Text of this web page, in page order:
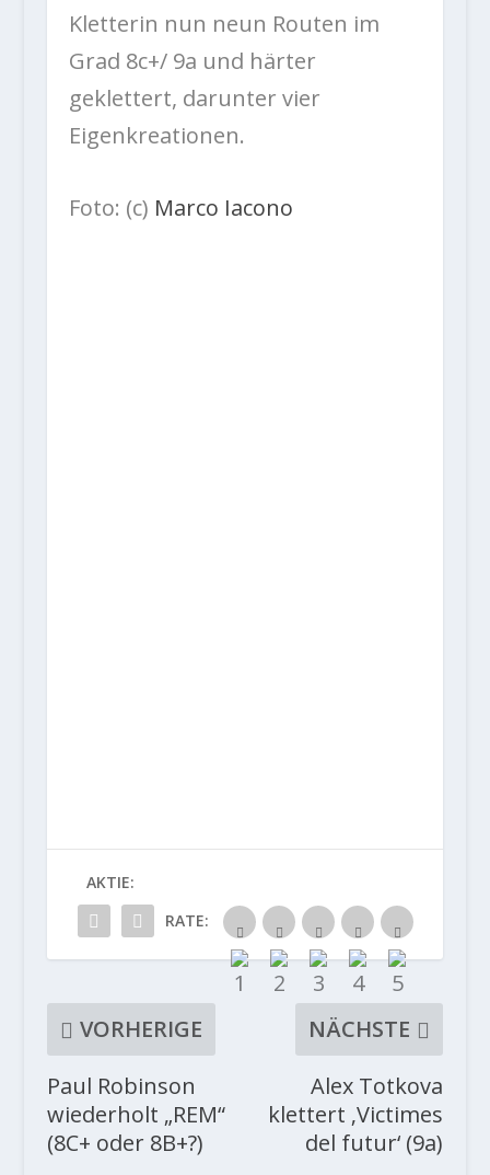
Kletterin nun neun Routen im
Grad 8c+/ 9a und härter
geklettert, darunter vier
Eigenkreationen.
Foto: (c) Marco Iacono
AKTIE:
RATE:
VORHERIGE
Paul Robinson
wiederholt „REM“
(8C+ oder 8B+?)
NÄCHSTE
Alex Totkova
klettert ‚Victimes
del futur‘ (9a)